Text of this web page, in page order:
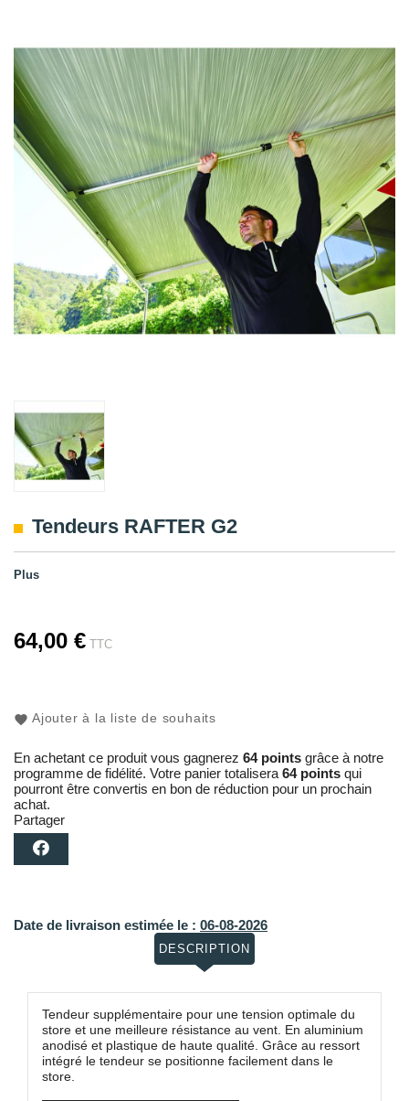
Tendeurs RAFTER G2
Plus
64,00 € TTC
Ajouter à la liste de souhaits
En achetant ce produit vous gagnerez 64 points grâce à notre
programme de fidélité. Votre panier totalisera 64 points qui
pourront être convertis en bon de réduction pour un prochain
achat.
Partager
Date de livraison estimée le : 06-08-2026
DESCRIPTION
Tendeur supplémentaire pour une tension optimale du
store et une meilleure résistance au vent. En aluminium
anodisé et plastique de haute qualité. Grâce au ressort
intégré le tendeur se positionne facilement dans le
store.